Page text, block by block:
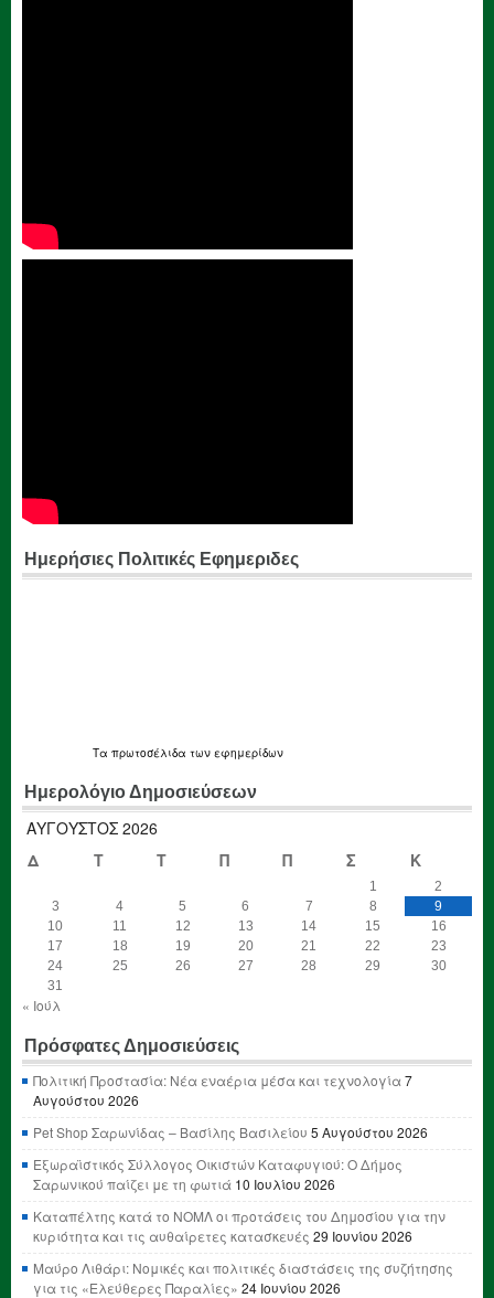
Ημερήσιες Πολιτικές Εφημεριδες
Τα πρωτοσέλιδα των εφημερίδων
Ημερολόγιο Δημοσιεύσεων
ΑΎΓΟΥΣΤΟΣ 2026
Δ
Τ Τ Π Π Σ Κ
1
2
3
4 5 6 7 8
9
10
11 12 13 14 15
16
17
18 19 20 21 22
23
24
25 26 27 28 29
30
31
« Ιούλ
Πρόσφατες Δημοσιεύσεις
Πολιτική Προστασία: Νέα εναέρια μέσα και τεχνολογία7
Αυγούστου 2026
Pet Shop Σαρωνίδας – Βασίλης Βασιλείου 5 Αυγούστου 2026
Εξωραϊστικός Σύλλογος Οικιστών Καταφυγιού: Ο Δήμος
Σαρωνικού παίζει με τη φωτιά 10 Ιουλίου 2026
Καταπέλτης κατά το ΝΟΜΛ οι προτάσεις του Δημοσίου για την
κυριότητα και τις αυθαίρετες κατασκευές 29 Ιουνίου 2026
Μαύρο Λιθάρι: Νομικές και πολιτικές διαστάσεις της συζήτησης
για τις «Ελεύθερες Παραλίες» 24 Ιουνίου 2026